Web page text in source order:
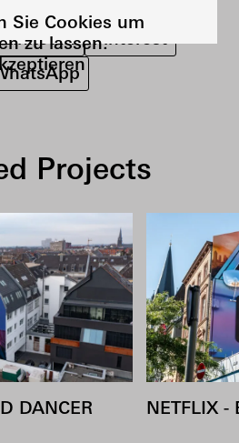
Sie Cookies um
zu lassen.
LinkedIn Pinterest
Projects
DANCER NETFLIX -